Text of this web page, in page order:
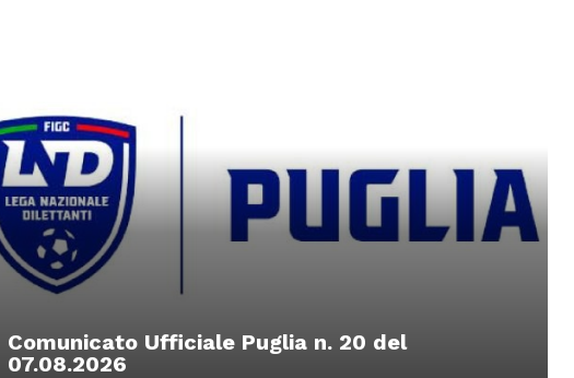
Comunicato Ufficiale Puglia n. 20 del
07.08.2026